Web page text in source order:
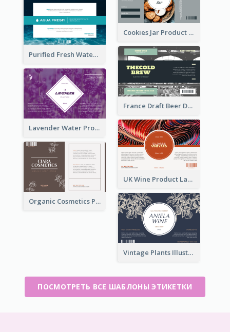
Cookies Jar Product Label
Purified Fresh Water Drink Label
France Draft Beer Drink Label
Lavender Water Product Label
UK Wine Product Label
Organic Cosmetics Product Label
Vintage Plants Illustration Wine Label
ПОСМОТРЕТЬ ВСЕ ШАБЛОНЫ ЭТИКЕТКИ